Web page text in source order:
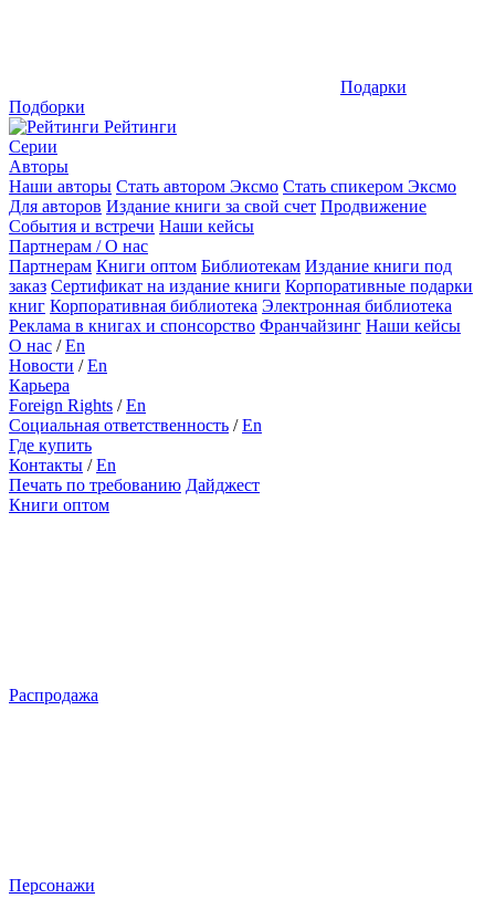
Подарки
Подборки
Рейтинги
Серии
Авторы
Наши авторы Стать автором Эксмо Стать спикером Эксмо
Для авторов Издание книги за свой счет Продвижение
События и встречи Наши кейсы
Партнерам / О нас
Партнерам Книги оптом Библиотекам Издание книги под
заказ Сертификат на издание книги Корпоративные подарки
книг Корпоративная библиотека Электронная библиотека
Реклама в книгах и спонсорство Франчайзинг Наши кейсы
О нас /En
Новости /En
Карьера
Foreign Rights /En
Социальная ответственность /En
Где купить
Контакты /En
Печать по требованию Дайджест
Книги оптом
Распродажа
Персонажи